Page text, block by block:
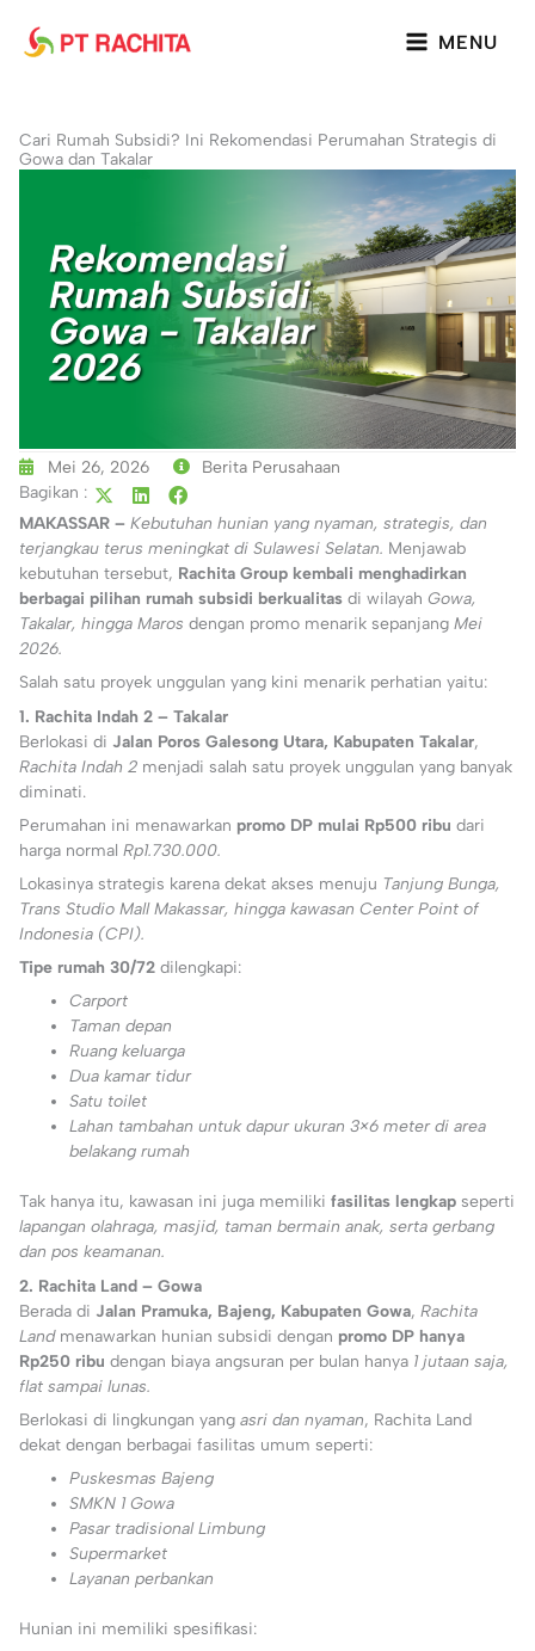
konten
MENU
Cari Rumah Subsidi? Ini Rekomendasi Perumahan Strategis di
Gowa dan Takalar
Mei 26, 2026
Berita Perusahaan
Bagikan :
MAKASSAR – Kebutuhan hunian yang nyaman, strategis, dan
terjangkau terus meningkat di Sulawesi Selatan. Menjawab
kebutuhan tersebut, Rachita Group kembali menghadirkan
berbagai pilihan rumah subsidi berkualitas di wilayah Gowa,
Takalar, hingga Maros dengan promo menarik sepanjang Mei
2026.
Salah satu proyek unggulan yang kini menarik perhatian yaitu:
1. Rachita Indah 2 – Takalar
Berlokasi di Jalan Poros Galesong Utara, Kabupaten Takalar,
Rachita Indah 2 menjadi salah satu proyek unggulan yang banyak
diminati.
Perumahan ini menawarkan promo DP mulai Rp500 ribu dari
harga normal Rp1.730.000.
Lokasinya strategis karena dekat akses menuju Tanjung Bunga,
Trans Studio Mall Makassar, hingga kawasan Center Point of
Indonesia (CPI).
Tipe rumah 30/72 dilengkapi:
Carport
Taman depan
Ruang keluarga
Dua kamar tidur
Satu toilet
Lahan tambahan untuk dapur ukuran 3×6 meter di area
belakang rumah
Tak hanya itu, kawasan ini juga memiliki fasilitas lengkap seperti
lapangan olahraga, masjid, taman bermain anak, serta gerbang
dan pos keamanan.
2. Rachita Land – Gowa
Berada di Jalan Pramuka, Bajeng, Kabupaten Gowa, Rachita
Landmenawarkan hunian subsidi dengan promo DP hanya
Rp250 ribu dengan biaya angsuran per bulan hanya 1 jutaan saja,
flat sampai lunas.
Berlokasi di lingkungan yang asri dan nyaman, Rachita Land
dekat dengan berbagai fasilitas umum seperti:
Puskesmas Bajeng
SMKN 1 Gowa
Pasar tradisional Limbung
Supermarket
Layanan perbankan
Hunian ini memiliki spesifikasi: